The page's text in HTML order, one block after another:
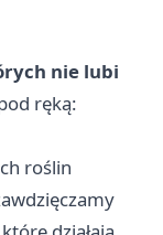
nie lubi
ręką:
roślin